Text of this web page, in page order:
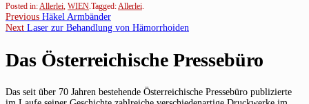
Posted in: Allerlei WIEN Tagged: Allerlei
Beitragsnavigation
Previous Previous
post:
Häkel Armbänder
Next Next
Laser zur Behandlung von Hämorrhoiden
Das Österreichische Pressebüro
Das seit über 70 Jahren bestehende Österreichische Pressebüro publizierte